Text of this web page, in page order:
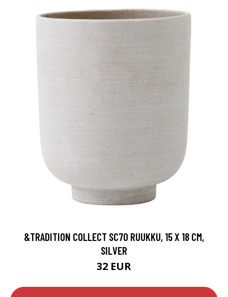
&TRADITION COLLECT SC70 RUUKKU, 15 X 18 CM,
SILVER
32 EUR